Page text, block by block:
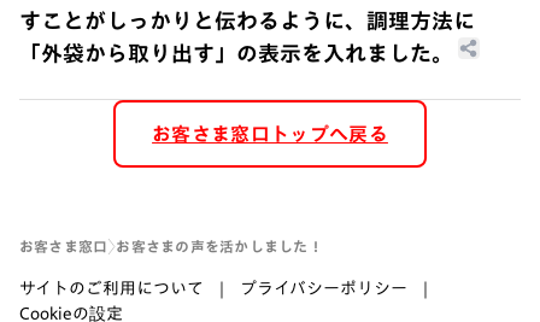
の側面にも製品名を記載するようにしました。
すことがしっかりと伝わるように、調理方法に
「外袋から取り出す」の表示を入れました。
日清の冷凍製品では、お客様が調理する際に外袋から中身
を取り出すことが分かりづらく、そのまま電子レンジにか
けて調理してしまう事例がありました。そのため、調理方
お客さま窓口トップへ戻る
お客さま窓口 お客さまの声を活かしました！
サイトのご利用について
プライバシーポリシー
Cookieの設定